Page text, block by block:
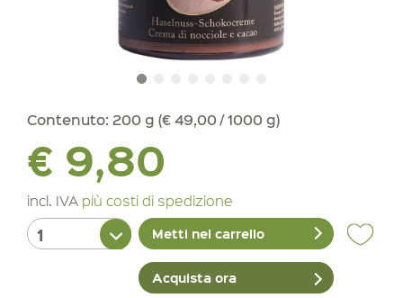
Contenuto: 200 g (€ 49,00 / 1000 g)
€ 9,80
incl. IVA più costi di spedizione
Metti nel carrello
Acquista ora